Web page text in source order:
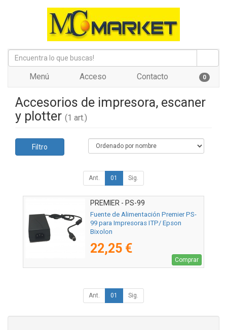
Menú Acceso Contacto 0
Accesorios de impresora, escaner
y plotter (1 art.)
Filtro
Ant. 01 Sig.
PREMIER - PS-99
Fuente de Alimentación Premier PS-
99 para Impresoras ITP/ Epson
Bixolon
22,25 €
Comprar
Ant. 01 Sig.